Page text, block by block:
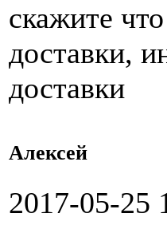
скажите
доставки,
доставки
Алексей
2017-05-25